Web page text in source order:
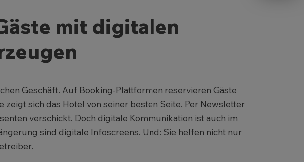
mit digitalen
Geschäft. Auf Booking-Plattformen reservieren Gäste
sich das Hotel von seiner besten Seite. Per Newsletter
verschickt. Doch digitale Kommunikation ist auch im
sind digitale Infoscreens. Und: Sie helfen nicht nur